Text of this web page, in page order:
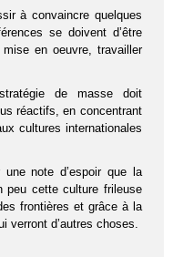
à convaincre quelques
se doivent d’être
en oeuvre, travailler
de masse doit
réactifs, en concentrant
cultures internationales
note d’espoir que la
peu cette culture frileuse
frontières et grâce à la
verront d’autres choses.